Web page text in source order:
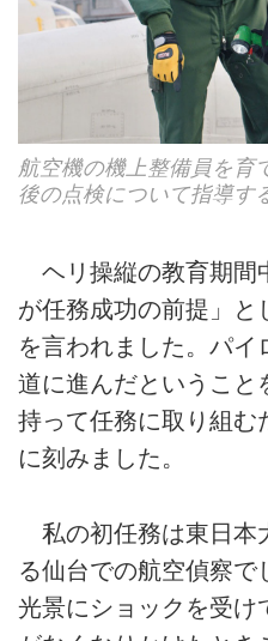
航空機の機上整備員を育
後の点検について指導
ヘリ操縦の教育期間
が任務成功の前提」と
を言われました。パイ
道に進んだということ
持って任務に取り組む
に刻みました。
私の初任務は東日本
る仙台での航空偵察で
光景にショックを受け